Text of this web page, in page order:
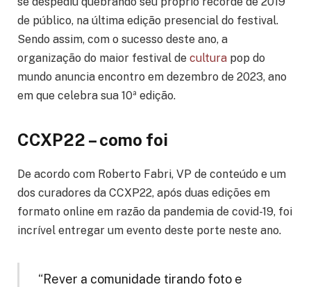
de público, na última edição presencial do festival.
Sendo assim, com o sucesso deste ano, a
organização do maior festival de cultura pop do
mundo anuncia encontro em dezembro de 2023, ano
em que celebra sua 10ª edição.
CCXP22 – como foi
De acordo com Roberto Fabri, VP de conteúdo e um
dos curadores da CCXP22, após duas edições em
formato online em razão da pandemia de covid-19, foi
incrível entregar um evento deste porte neste ano.
“Rever a comunidade tirando foto e